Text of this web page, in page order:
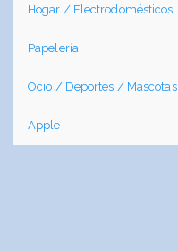
Hogar / Electrodomésticos
Papelería
Ocio / Deportes / Mascotas
Apple